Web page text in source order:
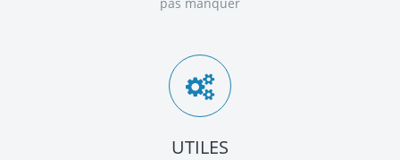
UTILES